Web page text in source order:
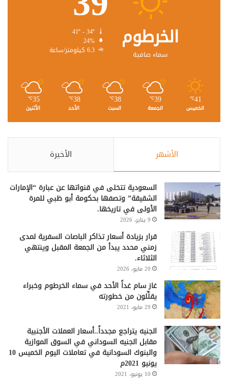
الخرطوم
سماء صافية
24%
6.3 كيلومتر/ساعة
41
℃
الخميس
39
℃
الجمعة
38
℃
السبت
38
℃
الأحد
35
℃
الأثنين
الأشهر الأخيرة
السعودية تتخلى في قنواتها عن عبارة “الإمارات
الشقيقة” وتصفها بحكومة أبو ظبي للمرة
الأولى في تاريخها.
9 يناير، 2026
قرار بزيادة أسعار تذاكر الباصات السفرية لمدى
زمني محدد يبدأ من الجمعة المقبل وينتهي
الثلاثاء.
20 مايو، 2026
غاز سام غداً الأحد في سماء الخرطوم وخبراء
يقلِّلون من خطورته
29 مايو، 2021
الجنيه يتراجع مجدداً..أسعار العملات الأجنبية
مقابل الجنيه السوداني في السوق الموازية
والبنوك السودانية في تعاملات اليوم الخميس 10
يونيو 2021م
10 يونيو، 2021